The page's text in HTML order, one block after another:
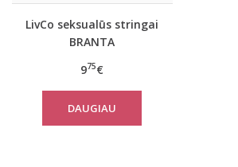
LivCo seksualūs stringai
BRANTA
975€
DAUGIAU